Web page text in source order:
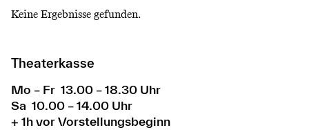
Keine Ergebnisse gefunden.
Theaterkasse
Mo – Fr 13.00 – 18.30 Uhr
Sa 10.00 – 14.00 Uhr
+ 1h vor Vorstellungsbeginn